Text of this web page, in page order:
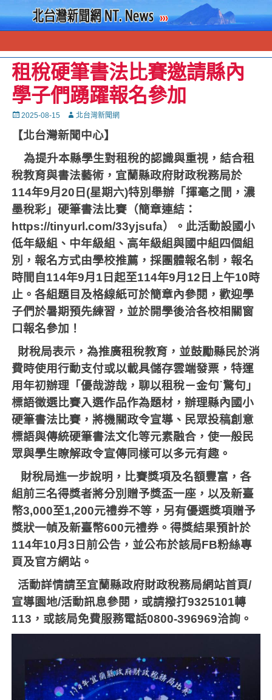
租稅硬筆書法比賽邀請縣內
學子們踴躍報名參加
Posted
2025-08-15 Autor北台灣新聞網
【北台灣新聞中心】
為提升本縣學生對租稅的認識與重視，結合租
稅教育與書法藝術，宜蘭縣政府財政稅務局於
114年9月20 日 (星期六)特別舉辦「揮毫之間，濃
墨稅彩」硬筆書法比賽（簡章連結：
https://tinyurl.com/33yjsufa）。此活動設國小
低年級組、中年級組、高年級組與國中組四個組
別，報名方式由學校推薦，採團體報名制，報名
時間自114年9月 1 日起至114年9月 12 日上午10時
止。各組題目及格線紙可於簡章內參閱，歡迎學
子們於暑期預先練習，並於開學後洽各校相關窗
口報名參加！
財稅局表示，為推廣租稅教育，並鼓勵縣民於消
費時使用行動支付或以載具儲存雲端發票，特運
用年初辦理「優哉游哉，聊以租稅－金句˙驚句」
標語徵選比賽入選作品作為題材，辦理縣內國小
硬筆書法比賽，將機關政令宣導、民眾投稿創意
標語與傳統硬筆書法文化等元素融合，使一般民
眾與學生瞭解政令宣傳同樣可以多元有趣。
財稅局進一步說明，比賽獎項及名額豐富，各
組前三名得獎者將分別贈予獎盃一座，以及新臺
幣3,000至1,200元禮券不等，另有優選獎項贈予
獎狀一幀及新臺幣600元禮券。得獎結果預計於
114年10月3 日前公告，並公布於該局FB粉絲專
頁及官方網站。
活動詳情請至宜蘭縣政府財政稅務局網站首頁/
宣導園地/活動訊息參閱，或請撥打9325101轉
113 ，或該局免費服務電話0800-396969洽詢。